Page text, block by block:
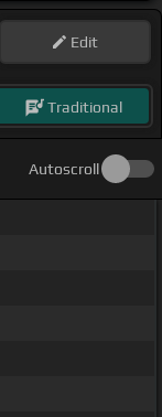
Edit
Traditional
Autoscroll